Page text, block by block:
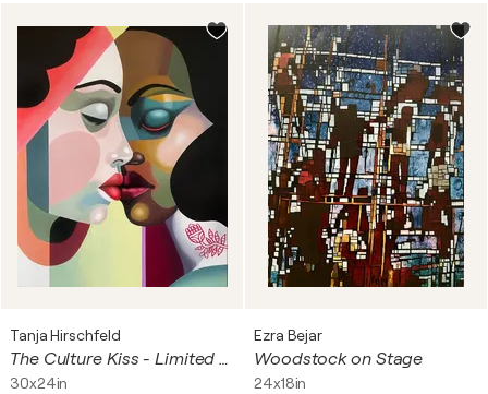
Tanja Hirschfeld
The Culture Kiss - Limited Edition
30x24in
Ezra Bejar
Woodstock on Stage
24x18in